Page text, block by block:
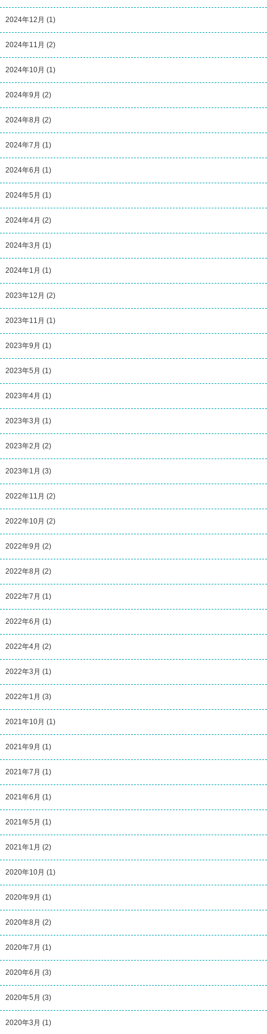
2024年12月 (1)
2024年11月 (2)
2024年10月 (1)
2024年9月 (2)
2024年8月 (2)
2024年7月 (1)
2024年6月 (1)
2024年5月 (1)
2024年4月 (2)
2024年3月 (1)
2024年1月 (1)
2023年12月 (2)
2023年11月 (1)
2023年9月 (1)
2023年5月 (1)
2023年4月 (1)
2023年3月 (1)
2023年2月 (2)
2023年1月 (3)
2022年11月 (2)
2022年10月 (2)
2022年9月 (2)
2022年8月 (2)
2022年7月 (1)
2022年6月 (1)
2022年4月 (2)
2022年3月 (1)
2022年1月 (3)
2021年10月 (1)
2021年9月 (1)
2021年7月 (1)
2021年6月 (1)
2021年5月 (1)
2021年1月 (2)
2020年10月 (1)
2020年9月 (1)
2020年8月 (2)
2020年7月 (1)
2020年6月 (3)
2020年5月 (3)
2020年3月 (1)